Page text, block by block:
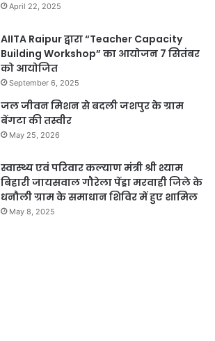
April 22, 2025
AIITA Raipur द्वारा “Teacher Capacity
Building Workshop” का आयोजन 7 सितंबर
को आयोजित
September 6, 2025
जल जीवन मिशन से बदली जशपुर के ग्राम
बेंगटा की तस्वीर
May 25, 2026
स्वास्थ्य एवं परिवार कल्याण मंत्री श्री श्याम
बिहारी जायसवाल गौरेला पेंड्रा मरवाही जिले के
धनौली ग्राम के समाधान शिविर में हुए शामिल
May 8, 2025